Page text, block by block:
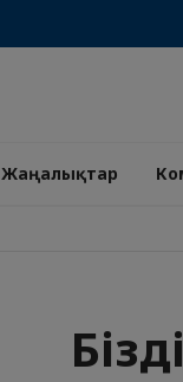
Жаңалықтар